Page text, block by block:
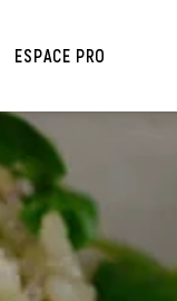
ESPACE PRO